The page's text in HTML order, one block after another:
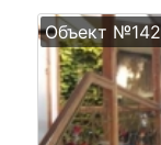
Объект